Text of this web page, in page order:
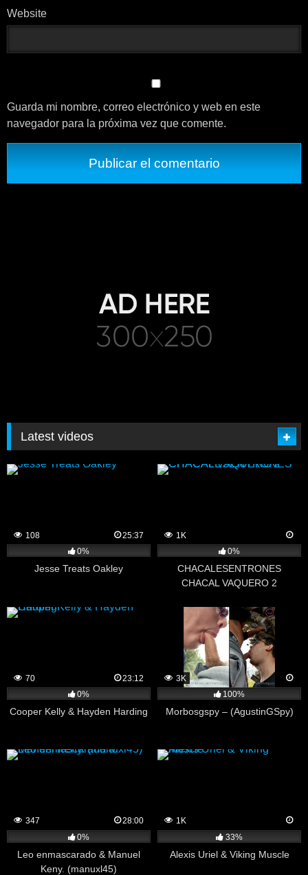
Website
Guarda mi nombre, correo electrónico y web en este
navegador para la próxima vez que comente.
Latest videos
108
25:37
0%
Jesse Treats Oakley
1K
0%
CHACALESENTRONES
CHACAL VAQUERO 2
70
23:12
0%
Cooper Kelly & Hayden Harding
3K
100%
Morbosgspy – (AgustinGSpy)
347
28:00
0%
Leo enmascarado & Manuel
Keny. (manuxl45)
1K
33%
Alexis Uriel & Viking Muscle